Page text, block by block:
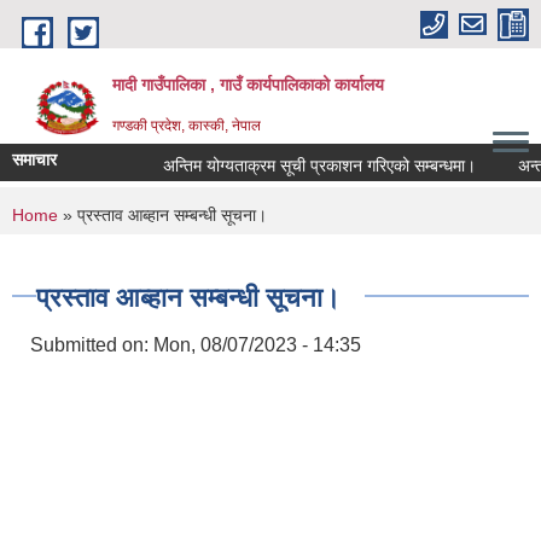
Skip to main content
मादी गाउँपालिका , गाउँ कार्यपालिकाको कार्यालय
गण्डकी प्रदेश, कास्की, नेपाल
समाचार अन्तिम योग्यताक्रम सूची प्रकाशन गरिएको सम्बन्धमा।
You are here
Home » प्रस्ताव आब्हान सम्बन्धी सूचना।
प्रस्ताव आब्हान सम्बन्धी सूचना।
Submitted on: Mon, 08/07/2023 - 14:35